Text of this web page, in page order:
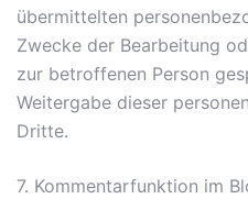
übermittelten
Zwecke der Bearbeitung
zur betroffenen Person
Weitergabe dieser
Dritte.
7. Kommentarfunktion im